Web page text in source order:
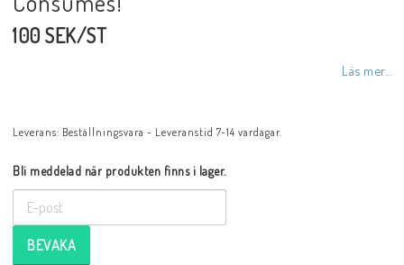
100 SEK/ST
Läs mer...
Leverans: Beställningsvara - Leveranstid 7-14 vardagar.
Bli meddelad när produkten finns i lager.
BEVAKA